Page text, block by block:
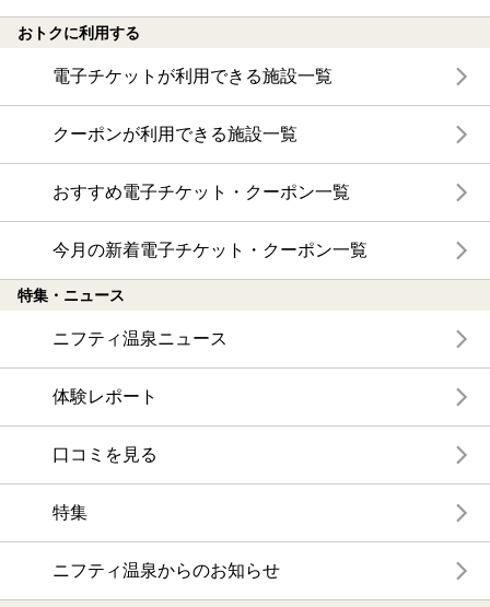
おトクに利用する
電子チケットが利用できる施設一覧
クーポンが利用できる施設一覧
おすすめ電子チケット・クーポン一覧
今月の新着電子チケット・クーポン一覧
特集・ニュース
ニフティ温泉ニュース
体験レポート
口コミを見る
特集
ニフティ温泉からのお知らせ